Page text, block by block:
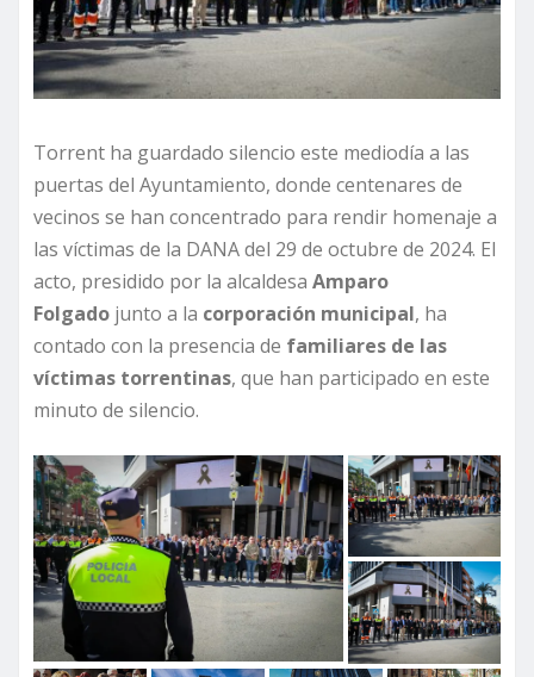
Torrent ha guardado silencio este mediodía a las
puertas del Ayuntamiento, donde centenares de
vecinos se han concentrado para rendir homenaje a
las víctimas de la DANA del 29 de octubre de 2024. El
acto, presidido por la alcaldesa Amparo
Folgado junto a la corporación municipal, ha
contado con la presencia de familiares de las
víctimas torrentinas, que han participado en este
minuto de silencio.